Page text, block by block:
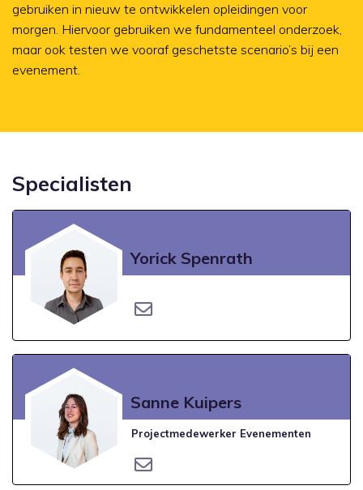
gebruiken in nieuw te ontwikkelen opleidingen voor
morgen. Hiervoor gebruiken we fundamenteel onderzoek,
maar ook testen we vooraf geschetste scenario’s bij een
evenement.
Specialisten
Yorick Spenrath
Sanne Kuipers
Projectmedewerker Evenementen